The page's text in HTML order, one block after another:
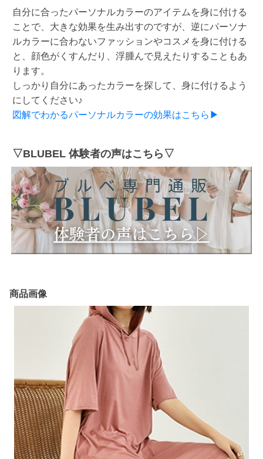
自分に合ったパーソナルカラーのアイテムを身に付ける
ことで、大きな効果を生み出すのですが、逆にパーソナ
ルカラーに合わないファッションやコスメを身に付ける
と、顔色がくすんだり、浮腫んで見えたりすることもあ
ります。
しっかり自分にあったカラーを探して、身に付けるよう
にしてください♪
図解でわかるパーソナルカラーの効果はこちら▶
▽BLUBEL 体験者の声はこちら▽
商品画像